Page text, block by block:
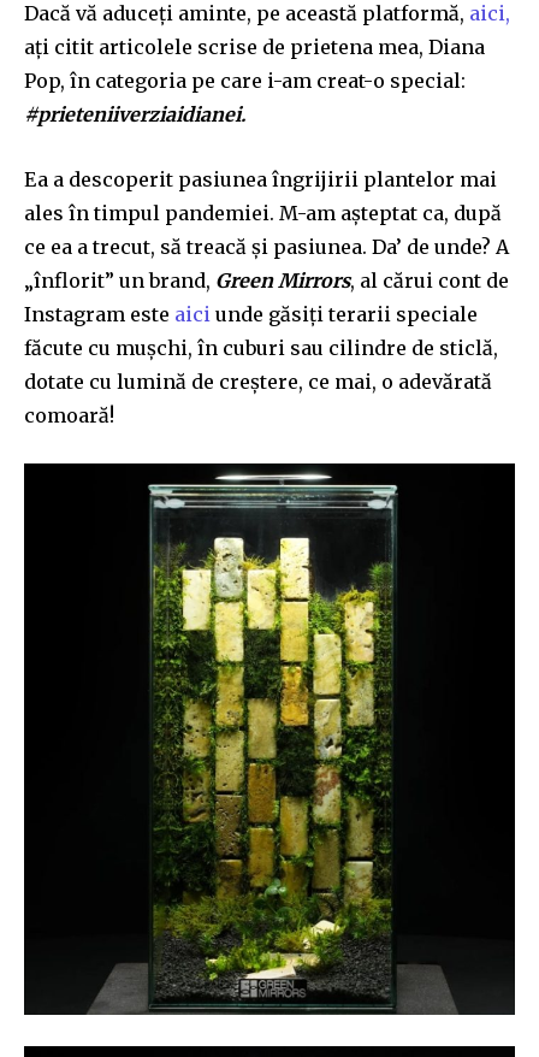
Dacă vă aduceți aminte, pe această platformă, aici,
ați citit articolele scrise de prietena mea, Diana
Pop, în categoria pe care i-am creat-o special:
#prieteniiverziaidianei.
Ea a descoperit pasiunea îngrijirii plantelor mai
ales în timpul pandemiei. M-am așteptat ca, după
ce ea a trecut, să treacă și pasiunea. Da’ de unde? A
„înflorit” un brand, Green Mirrors, al cărui cont de
Instagram este aici unde găsiți terarii speciale
făcute cu mușchi, în cuburi sau cilindre de sticlă,
dotate cu lumină de creștere, ce mai, o adevărată
comoară!